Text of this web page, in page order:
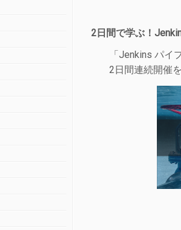
2日間で学ぶ！
「Jenkins パイ
2日間連続開催